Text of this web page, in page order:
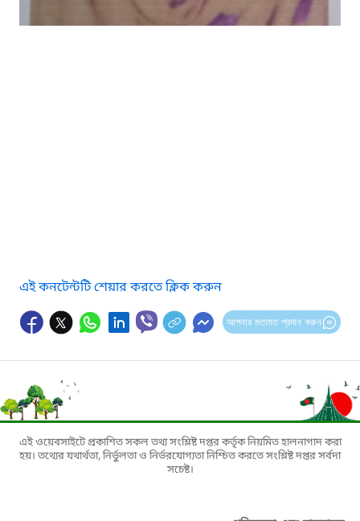
এই কনটেন্টটি শেয়ার করতে ক্লিক করুন
আপনার মতামত প্রদান করুন
এই ওয়েবসাইটে প্রকাশিত সকল তথ্য সংশ্লিষ্ট দপ্তর কর্তৃক নিয়মিত হালনাগাদ করা
হয়। তথ্যের যথার্থতা, নির্ভুলতা ও নির্ভরযোগ্যতা নিশ্চিত করতে সংশ্লিষ্ট দপ্তর সর্বদা
সচেষ্ট।